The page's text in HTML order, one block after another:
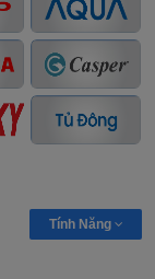
Tính Năng